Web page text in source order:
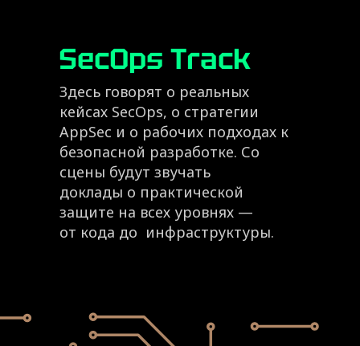
Здесь говорят о реальных
кейсах SecOps, о стратегии
AppSec и о рабочих подходах к
безопасной разработке. Со
сцены будут звучать
доклады о практической
защите на всех уровнях —
от кода до инфраструктуры.
SecOps Track